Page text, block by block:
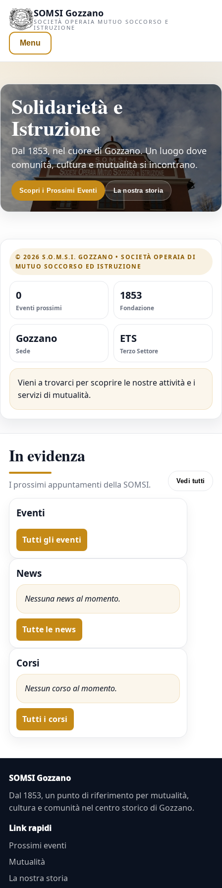
SOMSI Gozzano
SOCIETÀ OPERAIA MUTUO SOCCORSO E
ISTRUZIONE
Menu
Solidarietà e
Istruzione
Dal 1853, nel cuore di Gozzano. Un luogo dove
comunità, cultura e mutualità si incontrano.
Scopri i Prossimi Eventi La nostra storia
© 2026 S.O.M.S.I. GOZZANO • SOCIETÀ OPERAIA DI
MUTUO SOCCORSO ED ISTRUZIONE
0
Eventi prossimi
1853
Fondazione
Gozzano
Sede
ETS
Terzo Settore
Vieni a trovarci per scoprire le nostre attività e i
servizi di mutualità.
In evidenza
I prossimi appuntamenti della SOMSI. Vedi tutti
Eventi
Tutti gli eventi
News
Nessuna news al momento.
Tutte le news
Corsi
Nessun corso al momento.
Tutti i corsi
SOMSI Gozzano
Dal 1853, un punto di riferimento per mutualità,
cultura e comunità nel centro storico di Gozzano.
Link rapidi
Prossimi eventi
Mutualità
La nostra storia